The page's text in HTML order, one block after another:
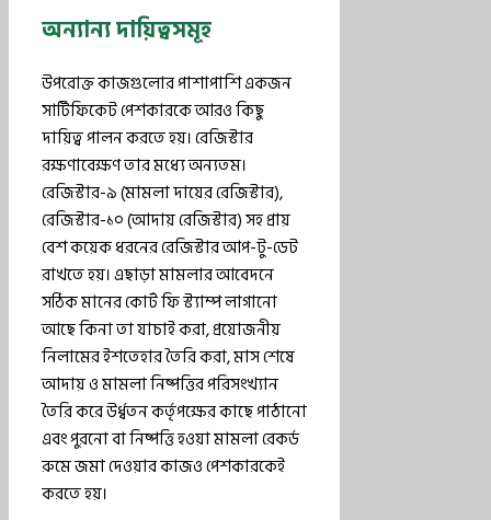
অন্যান্য দায়িত্বসমূহ
উপরোক্ত কাজগুলোর পাশাপাশি একজন
সার্টিফিকেট পেশকারকে আরও কিছু
দায়িত্ব পালন করতে হয়। রেজিস্টার
রক্ষণাবেক্ষণ তার মধ্যে অন্যতম।
রেজিস্টার-৯ (মামলা দায়ের রেজিস্টার),
রেজিস্টার-১০ (আদায় রেজিস্টার) সহ প্রায়
বেশ কয়েক ধরনের রেজিস্টার আপ-টু-ডেট
রাখতে হয়। এছাড়া মামলার আবেদনে
সঠিক মানের কোর্ট ফি স্ট্যাম্প লাগানো
আছে কিনা তা যাচাই করা, প্রয়োজনীয়
নিলামের ইশতেহার তৈরি করা, মাস শেষে
আদায় ও মামলা নিষ্পত্তির পরিসংখ্যান
তৈরি করে উর্ধ্বতন কর্তৃপক্ষের কাছে পাঠানো
এবং পুরনো বা নিষ্পত্তি হওয়া মামলা রেকর্ড
রুমে জমা দেওয়ার কাজও পেশকারকেই
করতে হয়।